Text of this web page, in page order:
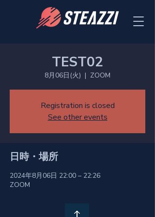
TEST02
8月06日(火)
  |
ZOOM
Registration is closed
See other events
日時・場所
2024年8月06日 22:00 – 22:26
ZOOM